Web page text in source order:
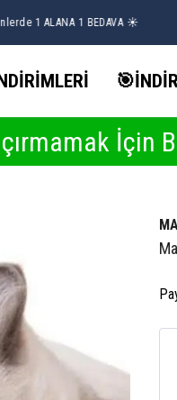
1 ALANA 1 BEDAVA ☀️
Buraya